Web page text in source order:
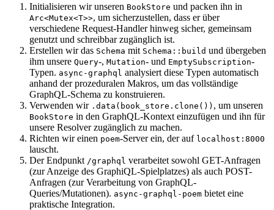
Initialisieren wir unseren BookStore und packen ihn in
Arc<Mutex<T>>, um sicherzustellen, dass er über
verschiedene Request-Handler hinweg sicher, gemeinsam
genutzt und schreibbar zugänglich ist.
Erstellen wir das Schema mit Schema::build und übergeben
ihm unsere Query-, Mutation- und EmptySubscription-
Typen. async-graphql analysiert diese Typen automatisch
anhand der prozeduralen Makros, um das vollständige
GraphQL-Schema zu konstruieren.
Verwenden wir .data(book_store.clone()) , um unseren
BookStore in den GraphQL-Kontext einzufügen und ihn für
unsere Resolver zugänglich zu machen.
Richten wir einen poem-Server ein, der auf localhost:8000
lauscht.
Der Endpunkt /graphql verarbeitet sowohl GET-Anfragen
(zur Anzeige des GraphiQL-Spielplatzes) als auch POST-
Anfragen (zur Verarbeitung von GraphQL-
Queries/Mutationen). async-graphql-poem bietet eine
praktische Integration.